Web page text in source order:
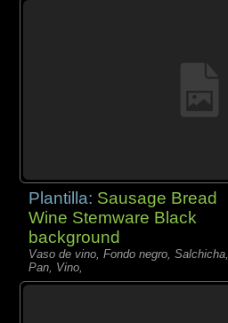
Plantilla: Sausage Bread
Wine Stemware Black
background
Vaso de vino, Fondo negro, Salchicha,
Pan, Vino,